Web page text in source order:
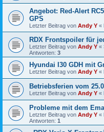
Angebot: Red-Alert
GPS
Letzter Beitrag von Andy Y «
RDX Frontspoiler für
Letzter Beitrag von Andy Y «
Antworten: 3
Hyundai I30 GDH mit
Letzter Beitrag von Andy Y «
Betriebsferien vom
Letzter Beitrag von Andy Y «
Probleme mit dem
Letzter Beitrag von Andy Y «
Antworten: 1